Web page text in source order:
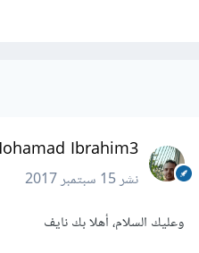
Ibrahim3
نشر15 سبتمبر 2017
وعليك السلام، أهلا بك نايف